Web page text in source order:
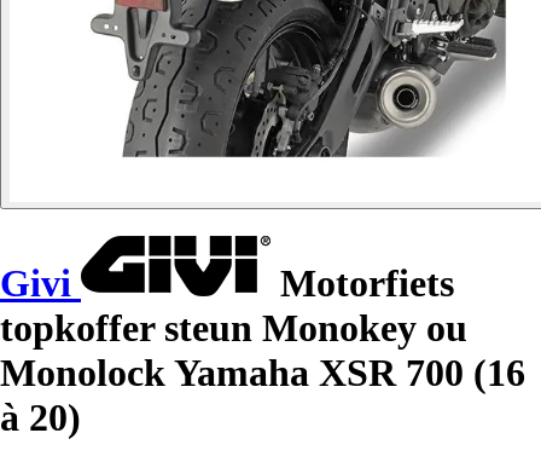
Givi
Motorfiets
topkoffer steun Monokey ou
Monolock Yamaha XSR 700 (16
à 20)